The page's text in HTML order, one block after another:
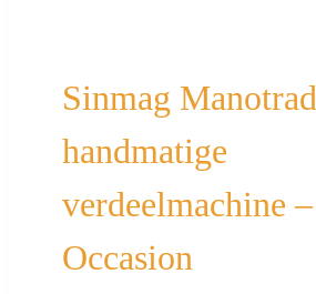
Sinmag Manotrad
handmatige
verdeelmachine –
Occasion